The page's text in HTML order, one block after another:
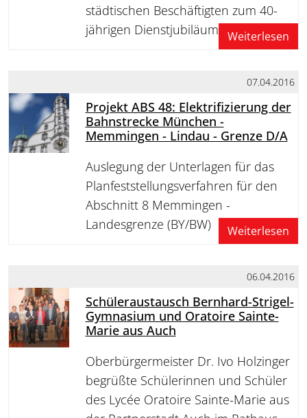
städtischen Beschäftigten zum 40-
jährigen Dienstjubiläum
Weiterlesen
07.04.2016
Projekt ABS 48: Elektrifizierung der
Bahnstrecke München -
Memmingen - Lindau - Grenze D/A
Auslegung der Unterlagen für das
Planfeststellungsverfahren für den
Abschnitt 8 Memmingen -
Landesgrenze (BY/BW)
Weiterlesen
06.04.2016
Schüleraustausch Bernhard-Strigel-
Gymnasium und Oratoire Sainte-
Marie aus Auch
Oberbürgermeister Dr. Ivo Holzinger
begrüßte Schülerinnen und Schüler
des Lycée Oratoire Sainte-Marie aus